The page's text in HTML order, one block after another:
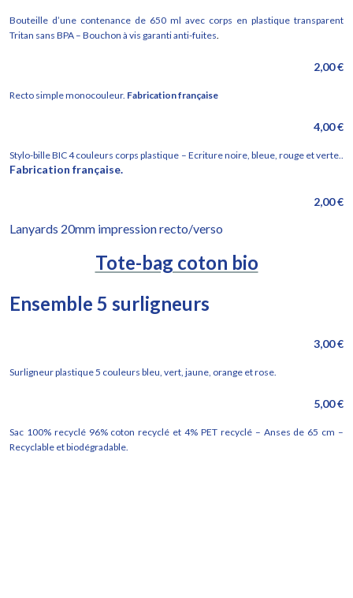
Bouteille d’une contenance de 650 ml avec corps en plastique transparent
Tritan sans BPA – Bouchon à vis garanti anti-fuites.
2,00 €
Recto simple monocouleur. Fabrication française
4,00 €
Stylo-bille BIC 4couleurs corps plastique – Ecriture noire, bleue, rouge et verte..
Fabrication française.
2,00 €
Lanyards 20mm impression recto/verso
Tote-bag coton bio
Ensemble 5 surligneurs
3,00 €
Surligneur plastique 5 couleurs bleu, vert, jaune, orange et rose.
5,00 €
Sac 100% recyclé 96% coton recyclé et 4% PET recyclé – Anses de 65 cm –
Recyclable et biodégradable.